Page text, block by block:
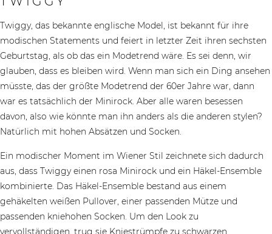
Twiggy, das bekannte englische Model, ist bekannt für ihre
modischen Statements und feiert in letzter Zeit ihren sechsten
Geburtstag, als ob das ein Modetrend wäre. Es sei denn, wir
glauben, dass es bleiben wird. Wenn man sich ein Ding ansehen
müsste, das der größte Modetrend der 60er Jahre war, dann
war es tatsächlich der Minirock. Aber alle waren besessen
davon, also wie könnte man ihn anders als die anderen stylen?
Natürlich mit hohen Absätzen und Socken.
Ein modischer Moment im Wiener Stil zeichnete sich dadurch
aus, dass Twiggy einen rosa Minirock und ein Häkel-Ensemble
kombinierte. Das Häkel-Ensemble bestand aus einem
gehäkelten weißen Pullover, einer passenden Mütze und
passenden kniehohen Socken. Um den Look zu